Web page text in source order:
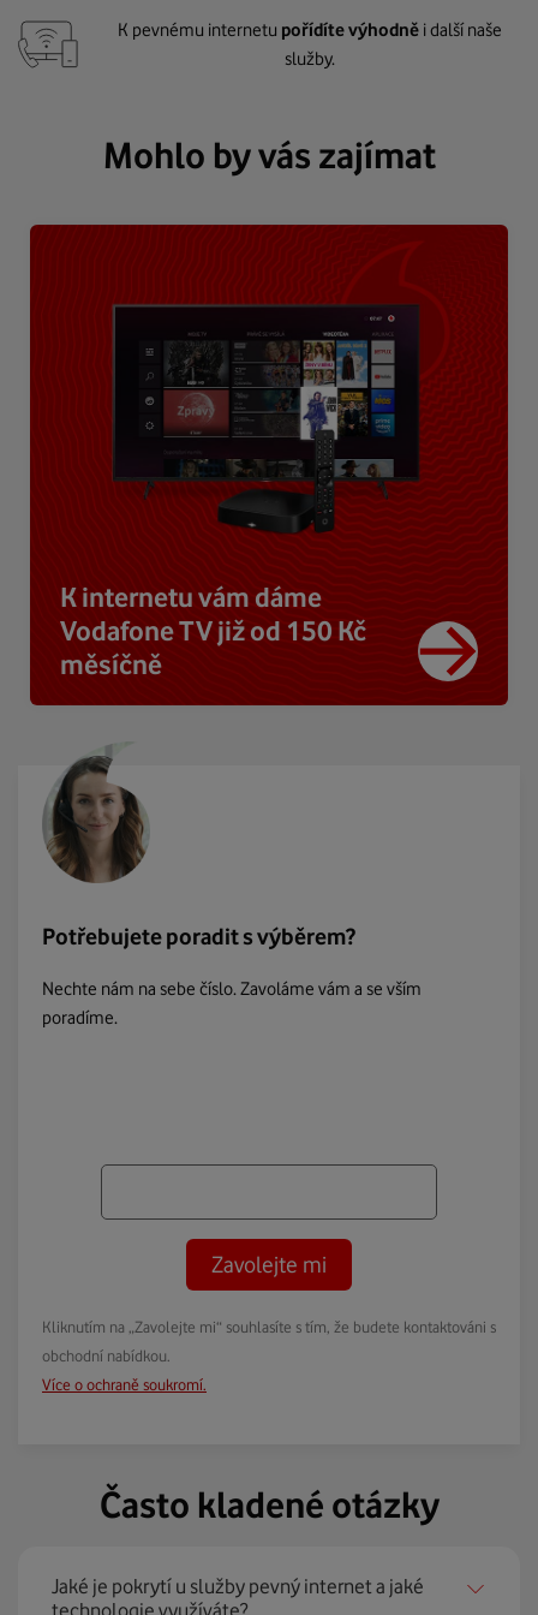
K pevnému internetu pořídíte výhodně i další naše
služby.
Mohlo by vás zajímat
K internetu vám dáme
Vodafone TV již od 150 Kč
měsíčně
Potřebujete poradit s výběrem?
Nechte nám na sebe číslo. Zavoláme vám a se vším
poradíme.
Zavolejte mi
Kliknutím na „Zavolejte mi“ souhlasíte s tím, že budete kontaktováni s
obchodní nabídkou.
Více o ochraně soukromí.
Často kladené otázky
Jaké je pokrytí u služby pevný internet a jaké
technologie využíváte?